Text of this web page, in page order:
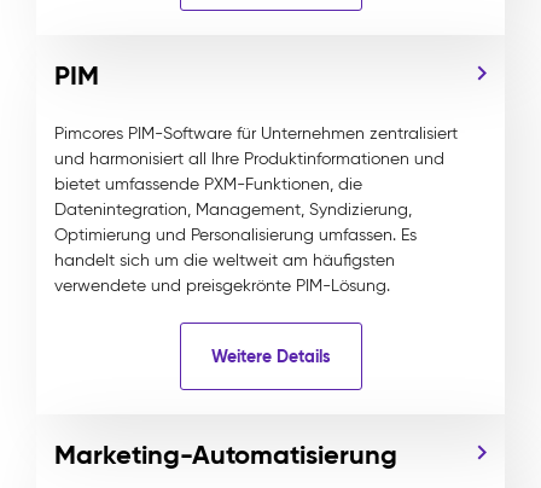
PIM
Pimcores PIM-Software für Unternehmen zentralisiert
und harmonisiert all Ihre Produktinformationen und
bietet umfassende PXM-Funktionen, die
Datenintegration, Management, Syndizierung,
Optimierung und Personalisierung umfassen. Es
handelt sich um die weltweit am häufigsten
verwendete und preisgekrönte PIM-Lösung.
Weitere Details
Marketing-Automatisierung